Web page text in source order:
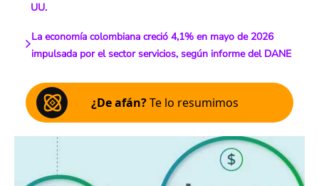
UU.
La economía colombiana creció 4,1% en mayo de 2026
impulsada por el sector servicios, según informe del DANE
¿De afán?Te lo resumimos